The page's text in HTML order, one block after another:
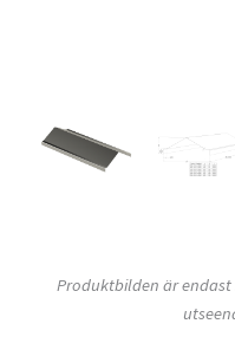
Produktbilden är